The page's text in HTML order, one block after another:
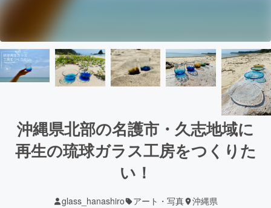
沖縄県北部の名護市・久志地域に
再生の琉球ガラス工房をつくりた
い！
glass_hanashiro アート・写真 沖縄県